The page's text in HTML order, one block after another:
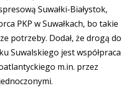
Suwałki-Białystok,
PKP w Suwałkach, bo takie
potrzeby. Dodał, że drogą do
Suwalskiego jest współpraca
m.in. przez